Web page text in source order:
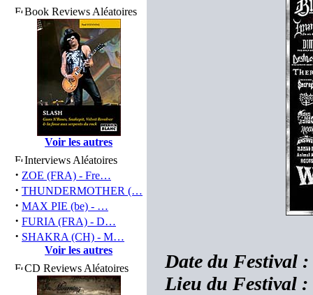
Book Reviews Aléatoires
Voir les autres
Interviews Aléatoires
· ZOE (FRA) - Fre…
· THUNDERMOTHER (…
· MAX PIE (be) - …
· FURIA (FRA) - D…
· SHAKRA (CH) - M…
Voir les autres
CD Reviews Aléatoires
Date du Festival
Lieu du Festival :